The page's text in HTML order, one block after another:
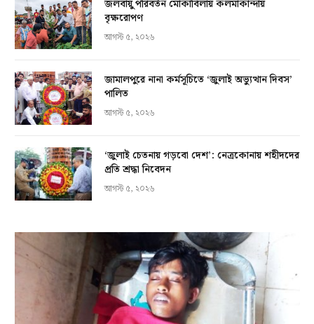
জলবায়ু পরিবর্তন মোকাবিলায় কলমাকান্দায়
বৃক্ষরোপণ
আগস্ট ৫, ২০২৬
জামালপুরে নানা কর্মসূচিতে ‘জুলাই অভ্যুত্থান দিবস’
পালিত
আগস্ট ৫, ২০২৬
‘জুলাই চেতনায় গড়বো দেশ’: নেত্রকোনায় শহীদদের
প্রতি শ্রদ্ধা নিবেদন
আগস্ট ৫, ২০২৬